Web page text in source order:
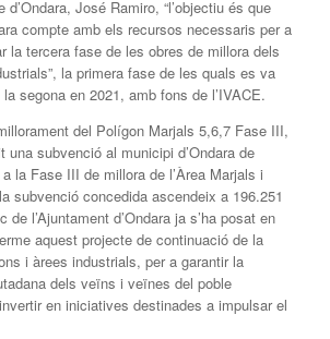
d’Ondara, José Ramiro, “l’objectiu és que
compte amb els recursos necessaris per a
la tercera fase de les obres de millora dels
la primera fase de les quals es va
segona en 2021, amb fons de l’IVACE.
del Polígon Marjals 5,6,7 Fase III,
una subvenció al municipi d’Ondara de
la Fase III de millora de l’Àrea Marjals i
subvenció concedida ascendeix a 196.251
de l’Ajuntament d’Ondara ja s’ha posat en
aquest projecte de continuació de la
i àrees industrials, per a garantir la
dels veïns i veïnes del poble
en iniciatives destinades a impulsar el